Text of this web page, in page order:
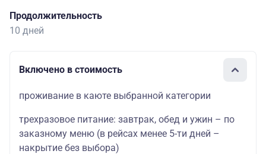
Продолжительность
10 дней
Включено в стоимость
проживание в каюте выбранной категории
трехразовое питание: завтрак, обед и ужин – по
заказному меню (в рейсах менее 5-ти дней –
накрытие без выбора)